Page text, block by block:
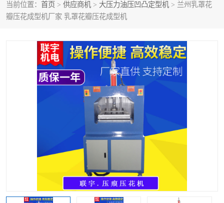
当前位置： 首页 > 供应商机 > 大压力油压凹凸定型机 > 兰州乳罩花
瓣压花成型机厂家 乳罩花瓣压花成型机
3040凹凸压花机 双头服装凹凸压花机
高频压花压标机 自动超声波打片成型机
泡壳包装封口机 海绵产品成型机